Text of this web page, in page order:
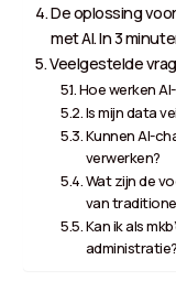
De oplossing
met AI. In 3
Veelgestelde
Hoe werken
Is mijn data
Kunnen AI-
verwerken?
Wat zijn de
van
Kan ik als
administratie?